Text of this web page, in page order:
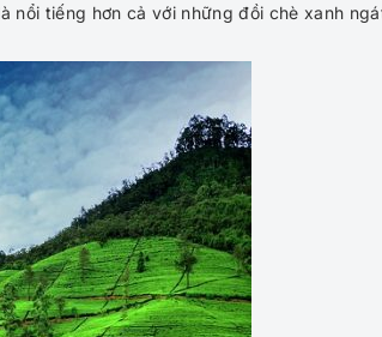
nổi tiếng hơn cả với những đồi chè xanh